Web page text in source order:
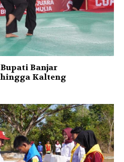
Banjar
hingga Kalteng